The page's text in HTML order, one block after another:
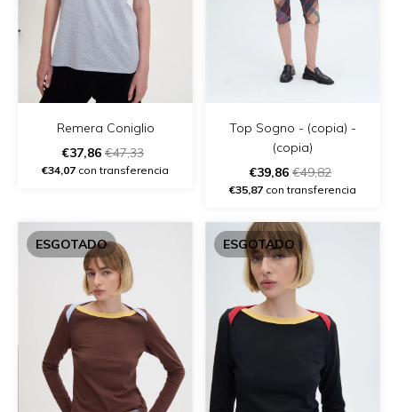
Remera Coniglio
€37,86 €47,33
€34,07 con transferencia
Top Sogno - (copia) -
(copia)
€39,86 €49,82
€35,87 con transferencia
ESGOTADO ESGOTADO